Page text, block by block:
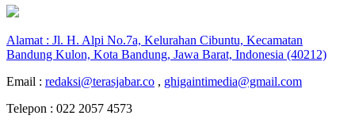
Alamat : Jl. H. Alpi No.7a, Kelurahan Cibuntu, Kecamatan
Bandung Kulon, Kota Bandung, Jawa Barat, Indonesia (40212)
Email : redaksi@terasjabar.co , ghigaintimedia@gmail.com
Telepon : 022 2057 4573